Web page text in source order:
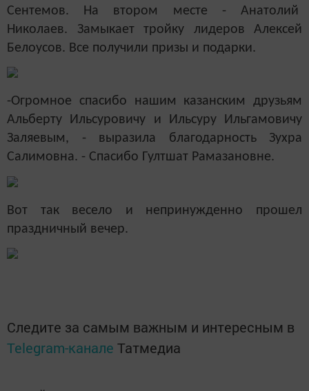
Сентемов.
На втором месте - Анатолий
Николаев. Замыкает тройку лидеров Алексей
Белоусов. Все получили призы и подарки.
-Огромное спасибо нашим казанским друзьям
Альберту Ильсуровичу и Ильсуру Ильгамовичу
Заляевым, - выразила благодарность Зухра
Салимовна. - Спасибо Гултшат Рамазановне.
Вот так весело и непринужденно прошел
праздничный вечер.
Следите за самым важным и интересным в
Telegram-канале Татмедиа